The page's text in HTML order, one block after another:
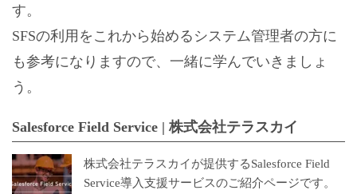
す。
SFSの利用をこれから始めるシステム管理者の方に
も参考になりますので、一緒に学んでいきましょ
う。
Salesforce Field Service | 株式会社テラスカイ
株式会社テラスカイが提供するSalesforce Field
Service導入支援サービスのご紹介ページです。